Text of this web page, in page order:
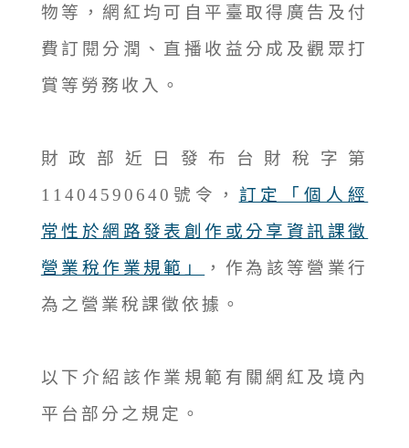
物等，網紅均可自平臺取得廣告及付
費訂閱分潤、直播收益分成及觀眾打
賞等勞務收入。
財政部近日發布台財稅字第
11404590640號令， 訂定「個人經
常性於網路發表創作或分享資訊課徵
營業稅作業規範」
，作為該等營業行
為之營業稅課徵依據。
以下介紹該作業規範有關網紅及境內
平台部分之規定。